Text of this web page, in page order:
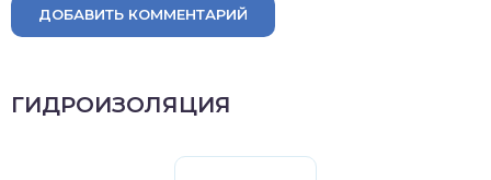
ДОБАВИТЬ КОММЕНТАРИЙ
ГИДРОИЗОЛЯЦИЯ